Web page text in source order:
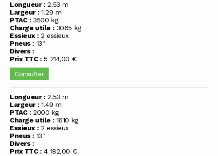
Longueur :2.53 m
Largeur :1.29 m
PTAC :3500 kg
Charge utile :3065 kg
Essieux :2 essieux
Pneus : 13"
Divers :
Prix TTC :5 214,00 €
Consulter
Longueur :2.53 m
Largeur :1.49 m
PTAC :2000 kg
Charge utile :1610 kg
Essieux :2 essieux
Pneus : 13"
Divers :
Prix TTC :4 182,00 €